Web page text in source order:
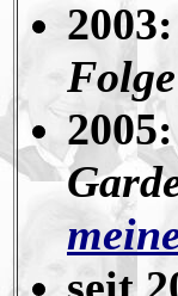
2003:
2005: